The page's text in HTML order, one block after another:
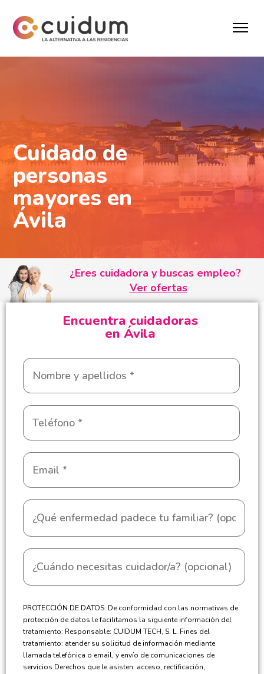
Cuidado de
personas
mayores en
Ávila
¿Eres cuidadora y buscas empleo?
Ver ofertas
Encuentra cuidadoras
en Ávila
PROTECCIÓN DE DATOS: De conformidad con las normativas de
protección de datos le facilitamos la siguiente información del
tratamiento: Responsable: CUIDUM TECH, S. L. Fines del
tratamiento: atender su solicitud de información mediante
llamada telefónica o email, y envío de comunicaciones de
servicios Derechos que le asisten: acceso, rectificación,